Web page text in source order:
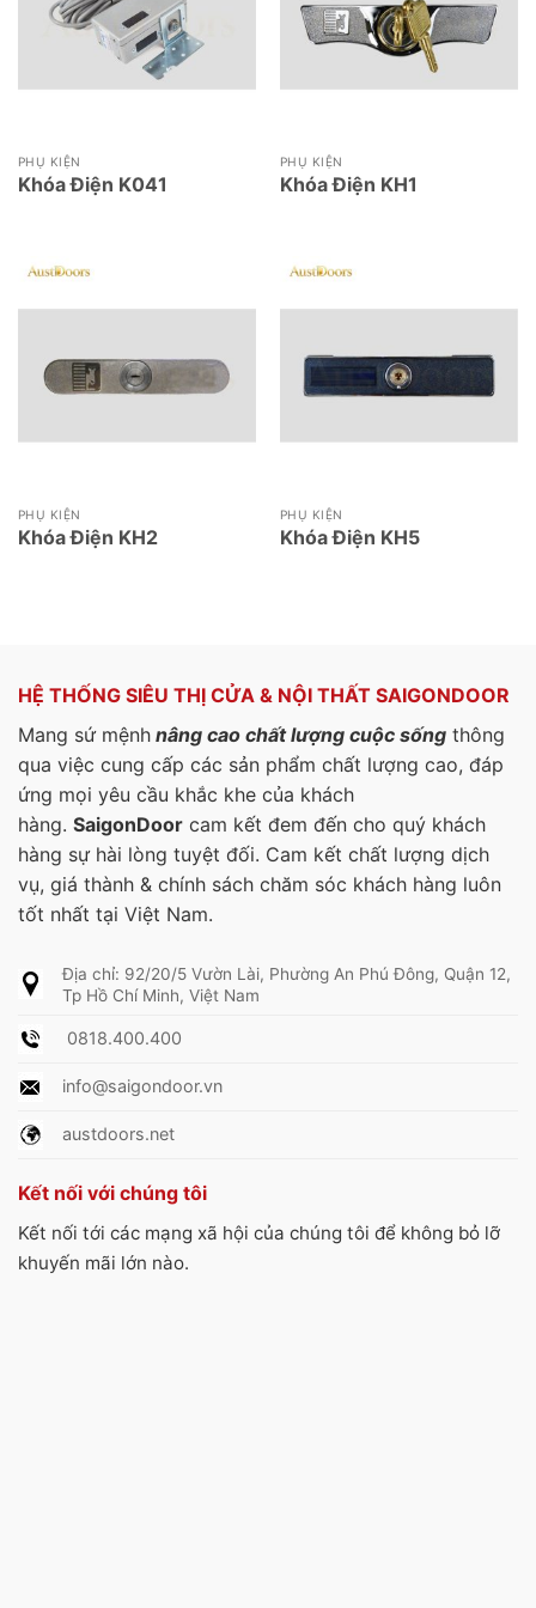
PHỤ KIỆN
Khóa Điện K041
PHỤ KIỆN
Khóa Điện KH1
PHỤ KIỆN
Khóa Điện KH2
PHỤ KIỆN
Khóa Điện KH5
HỆ THỐNG SIÊU THỊ CỬA & NỘI THẤT SAIGONDOOR
Mang sứ mệnh nâng cao chất lượng cuộc sống thông
qua việc cung cấp các sản phẩm chất lượng cao, đáp
ứng mọi yêu cầu khắc khe của khách
hàng. SaigonDoor cam kết đem đến cho quý khách
hàng sự hài lòng tuyệt đối. Cam kết chất lượng dịch
vụ, giá thành & chính sách chăm sóc khách hàng luôn
tốt nhất tại Việt Nam.
Địa chỉ: 92/20/5 Vườn Lài, Phường An Phú Đông, Quận 12,
Tp Hồ Chí Minh, Việt Nam
0818.400.400
info@saigondoor.vn
austdoors.net
Kết nối với chúng tôi
Kết nối tới các mạng xã hội của chúng tôi để không bỏ lỡ
khuyến mãi lớn nào.